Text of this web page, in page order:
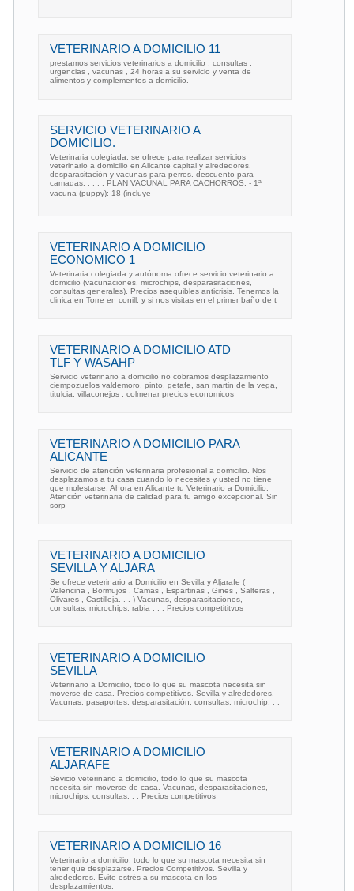
VETERINARIO A DOMICILIO 11
prestamos servicios veterinarios a domicilio , consultas ,
urgencias , vacunas , 24 horas a su servicio y venta de
alimentos y complementos a domicilio.
SERVICIO VETERINARIO A
DOMICILIO.
Veterinaria colegiada, se ofrece para realizar servicios
veterinario a domicilio en Alicante capital y alrededores.
desparasitación y vacunas para perros. descuento para
camadas. . . . . PLAN VACUNAL PARA CACHORROS: - 1ª
vacuna (puppy): 18 (incluye
VETERINARIO A DOMICILIO
ECONOMICO 1
Veterinaria colegiada y autónoma ofrece servicio veterinario a
domicilio (vacunaciones, microchips, desparasitaciones,
consultas generales). Precios asequibles anticrisis. Tenemos la
clinica en Torre en conill, y si nos visitas en el primer baño de t
VETERINARIO A DOMICILIO ATD
TLF Y WASAHP
Servicio veterinario a domicilio no cobramos desplazamiento
ciempozuelos valdemoro, pinto, getafe, san martin de la vega,
titulcia, villaconejos , colmenar precios economicos
VETERINARIO A DOMICILIO PARA
ALICANTE
Servicio de atención veterinaria profesional a domicilio. Nos
desplazamos a tu casa cuando lo necesites y usted no tiene
que molestarse. Ahora en Alicante tu Veterinario a Domicilio.
Atención veterinaria de calidad para tu amigo excepcional. Sin
sorp
VETERINARIO A DOMICILIO
SEVILLA Y ALJARA
Se ofrece veterinario a Domicilio en Sevilla y Aljarafe (
Valencina , Bormujos , Camas , Espartinas , Gines , Salteras ,
Olivares , Castilleja. . . ) Vacunas, desparasitaciones,
consultas, microchips, rabia . . . Precios competititvos
VETERINARIO A DOMICILIO
SEVILLA
Veterinario a Domicilio, todo lo que su mascota necesita sin
moverse de casa. Precios competitivos. Sevilla y alrededores.
Vacunas, pasaportes, desparasitación, consultas, microchip. . .
VETERINARIO A DOMICILIO
ALJARAFE
Sevicio veterinario a domicilio, todo lo que su mascota
necesita sin moverse de casa. Vacunas, desparasitaciones,
microchips, consultas. . . Precios competitivos
VETERINARIO A DOMICILIO 16
Veterinario a domicilio, todo lo que su mascota necesita sin
tener que desplazarse. Precios Competitivos. Sevilla y
alrededores. Evite estrés a su mascota en los
desplazamientos.